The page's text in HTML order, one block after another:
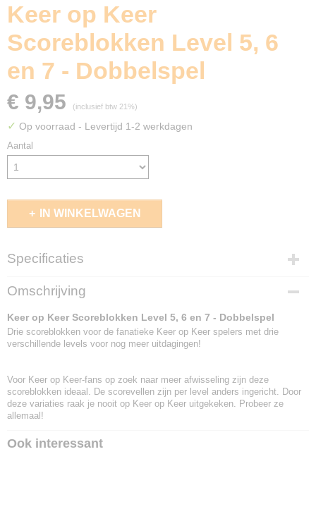
Keer op Keer
Scoreblokken Level 5, 6
en 7 - Dobbelspel
€ 9,95 (inclusief btw 21%)
✓ Op voorraad - Levertijd 1-2 werkdagen
Aantal
IN WINKELWAGEN
Specificaties
EAN code
8719214427948
Omschrijving
Keer op Keer Scoreblokken Level 5, 6 en 7 - Dobbelspel
Drie scoreblokken voor de fanatieke Keer op Keer spelers met drie
verschillende levels voor nog meer uitdagingen!
Voor Keer op Keer-fans op zoek naar meer afwisseling zijn deze
scoreblokken ideaal. De scorevellen zijn per level anders ingericht. Door
deze variaties raak je nooit op Keer op Keer uitgekeken. Probeer ze
allemaal!
Ook interessant